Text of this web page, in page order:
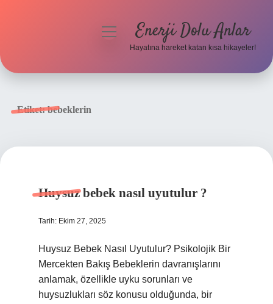
menüyüEnerji Dolu Anlar
Hayatına hareket katan kısa hikayeler!
Etiket:bebeklerin
Huysuz bebek nasıl uyutulur ?
Tarih: Ekim 27, 2025
Huysuz Bebek Nasıl Uyutulur? Psikolojik Bir
Mercekten Bakış Bebeklerin davranışlarını
anlamak, özellikle uyku sorunları ve
huysuzlukları söz konusu olduğunda, bir